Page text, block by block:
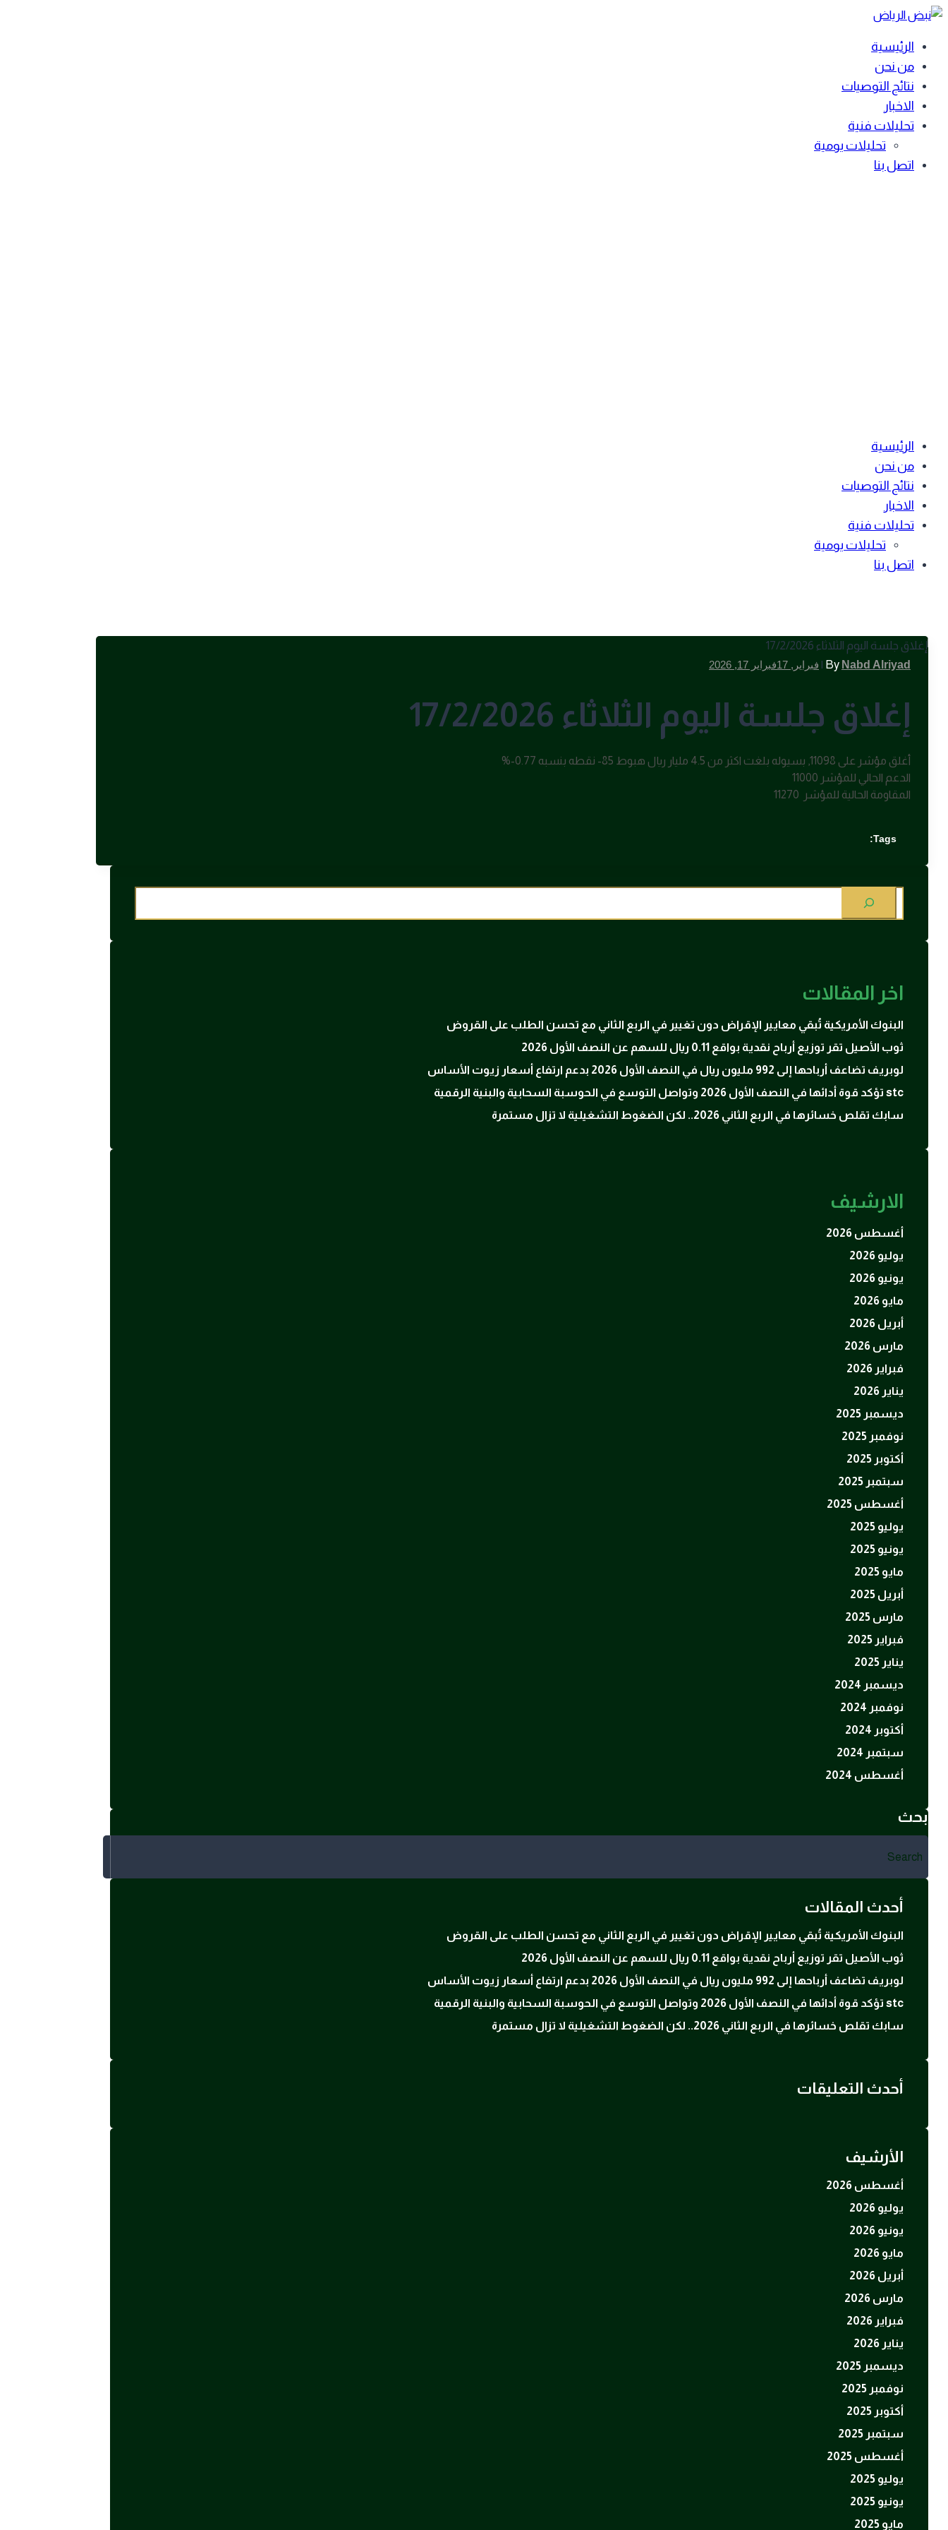
Skip
contentالرئيسية
من نحن
نتائج التوصيات
الاخبار
تحليلات فنية
تحليلات يومية
اتصل بنا
الرئيسية
من نحن
نتائج التوصيات
الاخبار
تحليلات فنية
تحليلات يومية
اتصل بنا
By Nabd Alriyad
| فبراير, 17 فبراير 17, 2026
إغلاق جلسة اليوم الثلاثاء 17/2/2026
أغلق مؤشر على 11098, بسيوله بلغت اكثر من 4.5 مليار ريال هبوط 85- نقطه بنسبه 0.77-%
الدعم الحالي للمؤشر 11000
المقاومة الحالية للمؤشر 11270
Tags:
اخر المقالات
البنوك الأمريكية تُبقي معايير الإقراض دون تغيير في الربع الثاني مع تحسن الطلب على القروض
ثوب الأصيل تقر توزيع أرباح نقدية بواقع 0.11 ريال للسهم عن النصف الأول 2026
لوبريف تضاعف أرباحها إلى 992 مليون ريال في النصف الأول 2026 بدعم ارتفاع أسعار زيوت الأساس
stc تؤكد قوة أدائها في النصف الأول 2026 وتواصل التوسع في الحوسبة السحابية والبنية الرقمية
سابك تقلص خسائرها في الربع الثاني 2026.. لكن الضغوط التشغيلية لا تزال مستمرة
الارشيف
أغسطس 2026
يوليو 2026
يونيو 2026
مايو 2026
أبريل 2026
مارس 2026
فبراير 2026
يناير 2026
ديسمبر 2025
نوفمبر 2025
أكتوبر 2025
سبتمبر 2025
أغسطس 2025
يوليو 2025
يونيو 2025
مايو 2025
أبريل 2025
مارس 2025
فبراير 2025
يناير 2025
ديسمبر 2024
نوفمبر 2024
أكتوبر 2024
سبتمبر 2024
أغسطس 2024
بحث
for:
أحدث المقالات
البنوك الأمريكية تُبقي معايير الإقراض دون تغيير في الربع الثاني مع تحسن الطلب على القروض
ثوب الأصيل تقر توزيع أرباح نقدية بواقع 0.11 ريال للسهم عن النصف الأول 2026
لوبريف تضاعف أرباحها إلى 992 مليون ريال في النصف الأول 2026 بدعم ارتفاع أسعار زيوت الأساس
stc تؤكد قوة أدائها في النصف الأول 2026 وتواصل التوسع في الحوسبة السحابية والبنية الرقمية
سابك تقلص خسائرها في الربع الثاني 2026.. لكن الضغوط التشغيلية لا تزال مستمرة
أحدث التعليقات
الأرشيف
أغسطس 2026
يوليو 2026
يونيو 2026
مايو 2026
أبريل 2026
مارس 2026
فبراير 2026
يناير 2026
ديسمبر 2025
نوفمبر 2025
أكتوبر 2025
سبتمبر 2025
أغسطس 2025
يوليو 2025
يونيو 2025
مايو 2025